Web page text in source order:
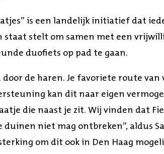
is een landelijk initiatief dat
staat stelt om samen met een
duofiets op pad te gaan.
door de haren. Je favoriete route van
kan dit naar eigen
die naast je zit. Wij vinden dat
duinen niet mag ontbreken”, aldus
om dit ook in Den Haag